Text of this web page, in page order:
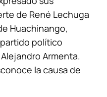
de René Lechuga
Huachinango,
político
Armenta.
la causa de